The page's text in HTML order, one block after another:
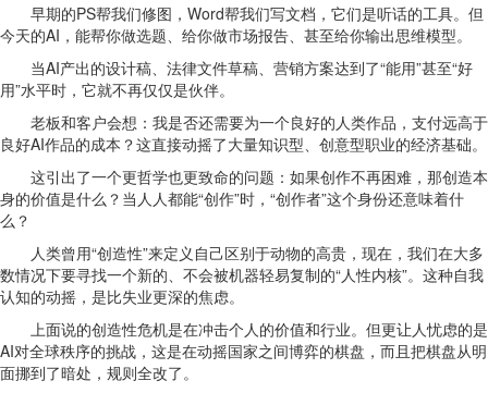
早期的PS帮我们修图，Word帮我们写文档，它们是听话的工具。但
今天的AI，能帮你做选题、给你做市场报告、甚至给你输出思维模型。
当AI产出的设计稿、法律文件草稿、营销方案达到了“能用”甚至“好
用”水平时，它就不再仅仅是伙伴。
老板和客户会想：我是否还需要为一个良好的人类作品，支付远高于
良好AI作品的成本？这直接动摇了大量知识型、创意型职业的经济基础。
这引出了一个更哲学也更致命的问题：如果创作不再困难，那创造本
身的价值是什么？当人人都能“创作”时，“创作者”这个身份还意味着什
么？
人类曾用“创造性”来定义自己区别于动物的高贵，现在，我们在大多
数情况下要寻找一个新的、不会被机器轻易复制的“人性内核”。这种自我
认知的动摇，是比失业更深的焦虑。
上面说的创造性危机是在冲击个人的价值和行业。但更让人忧虑的是
AI对全球秩序的挑战，这是在动摇国家之间博弈的棋盘，而且把棋盘从明
面挪到了暗处，规则全改了。